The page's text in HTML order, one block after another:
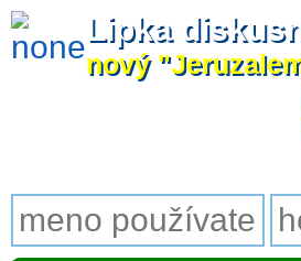
Lipka
nový